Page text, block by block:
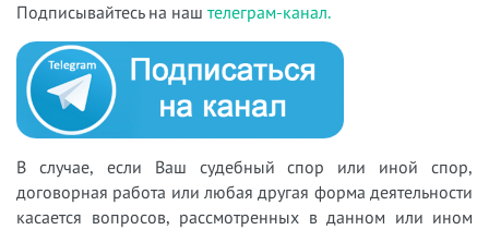
Подписывайтесь на наш телеграм-канал.
В случае, если Ваш судебный спор или иной спор,
договорная работа или любая другая форма деятельности
касается вопросов, рассмотренных в данном или ином